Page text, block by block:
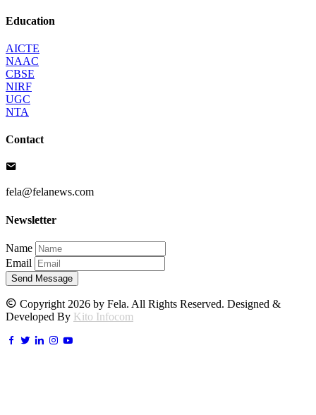
Education
AICTE
NAAC
CBSE
NIRF
UGC
NTA
Contact
fela@felanews.com
Newsletter
Name
Email
Send Message
Copyright 2026 by Fela. All Rights Reserved. Designed &
Developed By Kito Infocom